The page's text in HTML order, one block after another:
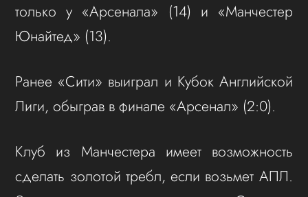
только у «Арсенала» (14) и «Манчестер
Юнайтед» (13).
Ранее «Сити» выиграл и Кубок Английской
Лиги, обыграв в финале «Арсенал» (2:0).
Клуб из Манчестера имеет возможность
сделать золотой требл, если возьмет АПЛ.